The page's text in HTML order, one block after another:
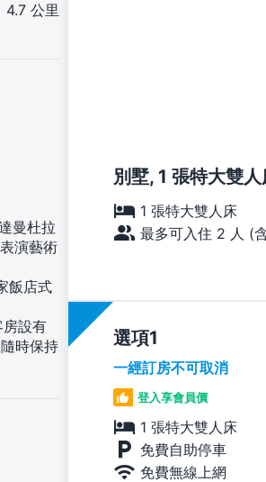
別墅, 1 張特大雙
1 張特大雙人床
最多可入住 2 人 (
選項
一經訂房不可取消
登入享會員價
1 張特大雙人床
免費自助停車
免費無線上網
4.7 公里
曼杜拉
演藝術
飯店式
設有
時保持